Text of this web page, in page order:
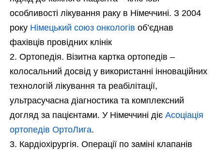
особливості лікування раку в Німеччині. З 2004
року Німецький союз онкологів об’єднав
фахівців провідних клінік
Ортопедія. Візитна картка ортопедів –
колосальний досвід у використанні інноваційних
технологій лікування та реабілітації,
ультрасучасна діагностика та комплексний
догляд за пацієнтами. У Німеччині діє Асоціація
ортопедів ОртоЛига.
Кардіохірургія. Операції по заміні клапанів